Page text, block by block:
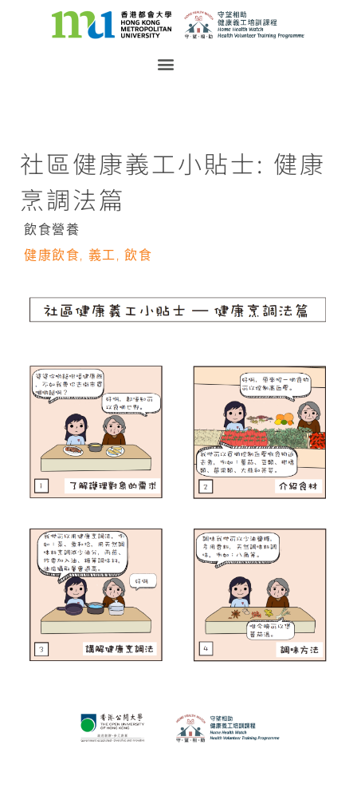
社區健康義工小貼士: 健康
烹調法篇
飲食營養
健康飲食, 義工,飲食